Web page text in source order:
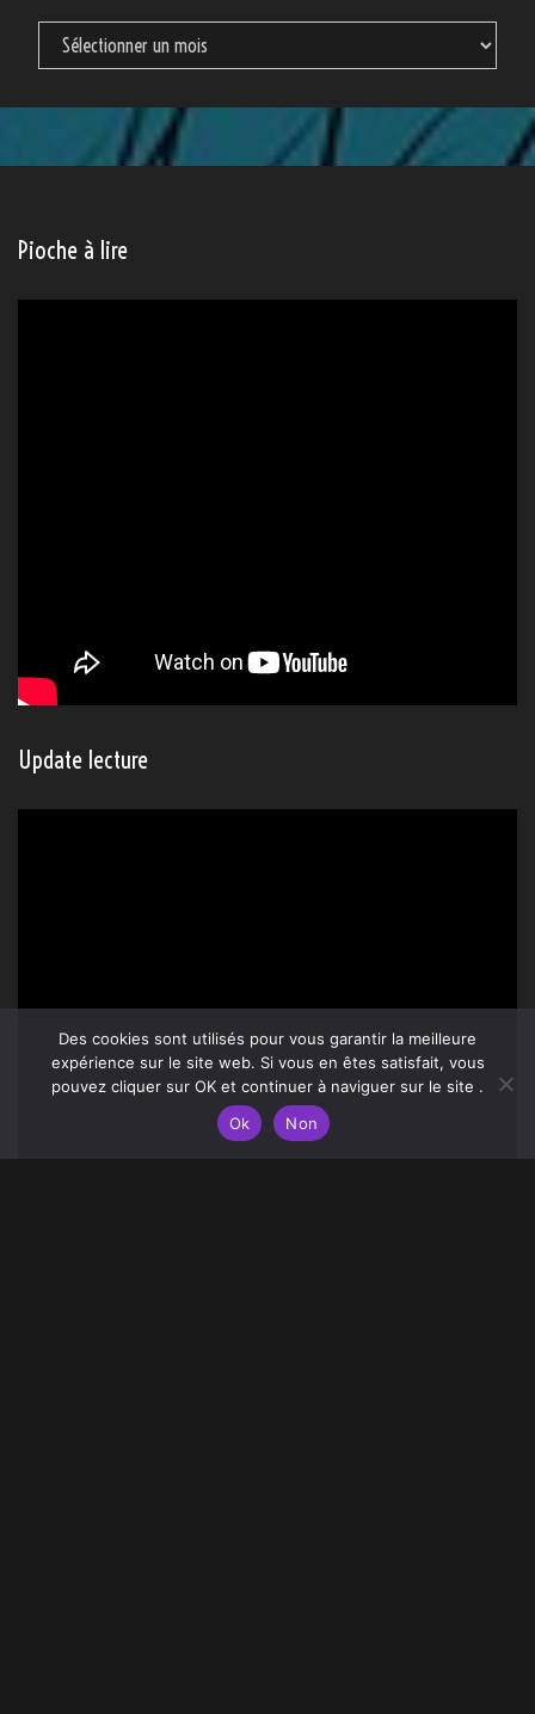
Archives
Pioche à lire
Update lecture
Des cookies sont utilisés pour vous garantir la meilleure
expérience sur le site web. Si vous en êtes satisfait, vous
pouvez cliquer sur OK et continuer à naviguer sur le site .
Ok
Non